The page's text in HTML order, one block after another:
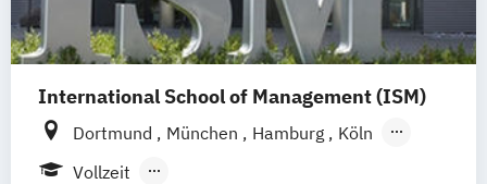
International School of Management (ISM)
Dortmund München Hamburg
Köln
Stuttgart
Vollzeit